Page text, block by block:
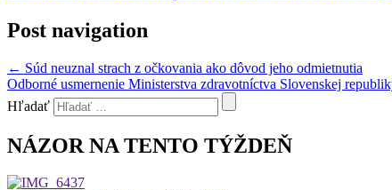
Post navigation
← Súd neuznal strach z očkovania ako dôvod jeho odmietnutia
Odborné usmernenie Ministerstva zdravotníctva Slovenskej
Hľadať
NÁZOR NA TENTO TÝŽDEŇ